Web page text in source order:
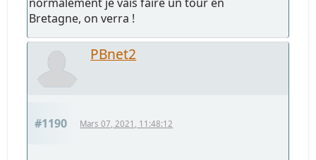
Bretagne, on verra !
PBnet2
#1190 Mars 07, 2021, 11:48:12